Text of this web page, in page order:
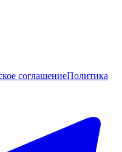
соглашениеПолитика